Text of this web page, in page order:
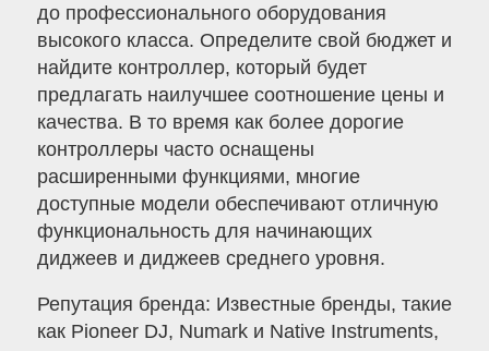
до профессионального оборудования
высокого класса. Определите свой бюджет и
найдите контроллер, который будет
предлагать наилучшее соотношение цены и
качества. В то время как более дорогие
контроллеры часто оснащены
расширенными функциями, многие
доступные модели обеспечивают отличную
функциональность для начинающих
диджеев и диджеев среднего уровня.
Репутация бренда: Известные бренды, такие
как Pioneer DJ, Numark и Native Instruments,